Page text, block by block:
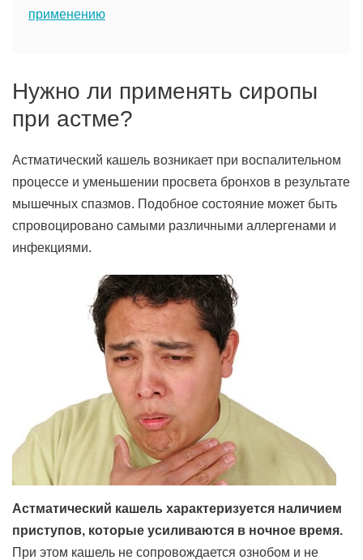
применению
Нужно ли применять сиропы
при астме?
Астматический кашель возникает при воспалительном
процессе и уменьшении просвета бронхов в результате
мышечных спазмов. Подобное состояние может быть
спровоцировано самыми различными аллергенами и
инфекциями.
Астматический кашель характеризуется наличием
приступов, которые усиливаются в ночное время.
При этом кашель не сопровождается ознобом и не